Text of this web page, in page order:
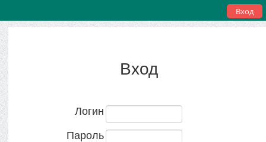
Вход
Вход
Логин
Пароль